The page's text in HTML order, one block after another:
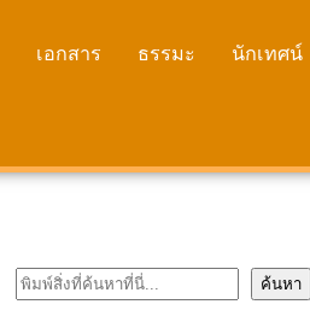
เอกสาร ธรรมะ นักเทศน์
ค้นหา ค้นหา